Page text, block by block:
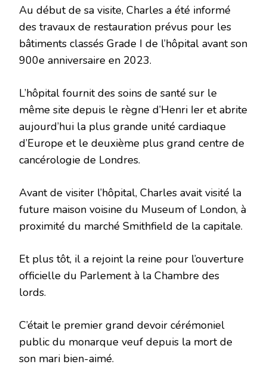
Au début de sa visite, Charles a été informé
des travaux de restauration prévus pour les
bâtiments classés Grade I de l’hôpital avant son
900e anniversaire en 2023.
L’hôpital fournit des soins de santé sur le
même site depuis le règne d’Henri Ier et abrite
aujourd’hui la plus grande unité cardiaque
d’Europe et le deuxième plus grand centre de
cancérologie de Londres.
Avant de visiter l’hôpital, Charles avait visité la
future maison voisine du Museum of London, à
proximité du marché Smithfield de la capitale.
Et plus tôt, il a rejoint la reine pour l’ouverture
officielle du Parlement à la Chambre des
lords.
C’était le premier grand devoir cérémoniel
public du monarque veuf depuis la mort de
son mari bien-aimé.